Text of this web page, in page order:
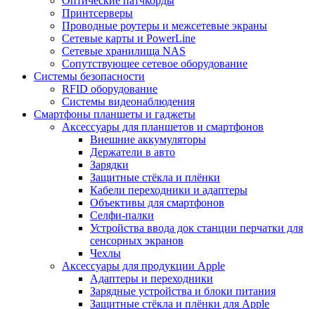
Принтсерверы
Проводные роутеры и межсетевые экраны
Сетевые карты и PowerLine
Сетевые хранилища NAS
Сопутствующее сетевое оборудование
Системы безопасности
RFID оборудование
Системы видеонаблюдения
Смартфоны планшеты и гаджеты
Аксессуары для планшетов и смартфонов
Внешние аккумуляторы
Держатели в авто
Зарядки
Защитные стёкла и плёнки
Кабели переходники и адаптеры
Объективы для смартфонов
Селфи-палки
Устройства ввода док станции перчатки для
сенсорных экранов
Чехлы
Аксессуары для продукции Apple
Адаптеры и переходники
Зарядные устройства и блоки питания
Защитные стёкла и плёнки для Apple